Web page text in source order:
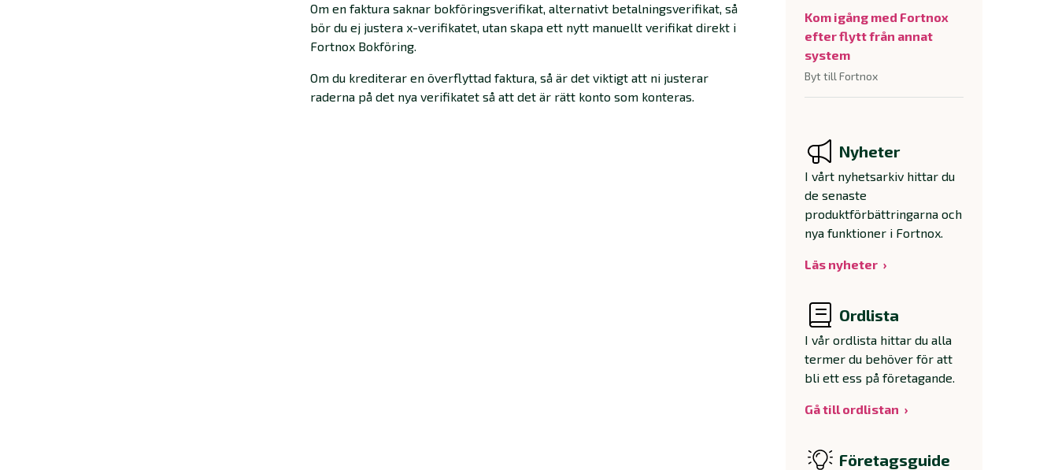
Om en faktura saknar bokföringsverifikat, alternativt betalningsverifikat, så
bör du ej justera x-verifikatet, utan skapa ett nytt manuellt verifikat direkt i
Fortnox Bokföring.
Om du krediterar en överflyttad faktura, så är det viktigt att ni justerar
raderna på det nya verifikatet så att det är rätt konto som konteras.
Kom igång med Fortnox
efter flytt från annat
system
Byt till Fortnox
Nyheter
I vårt nyhetsarkiv hittar du
de senaste
produktförbättringarna och
nya funktioner i Fortnox.
Läs nyheter
Ordlista
I vår ordlista hittar du alla
termer du behöver för att
bli ett ess på företagande.
Gå till ordlistan
Företagsguide